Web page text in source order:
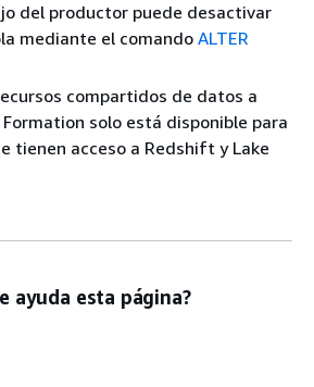
del productor puede desactivar
mediante el comando ALTER
compartidos de datos a
solo está disponible para
tienen acceso a Redshift y Lake
ayuda esta página?